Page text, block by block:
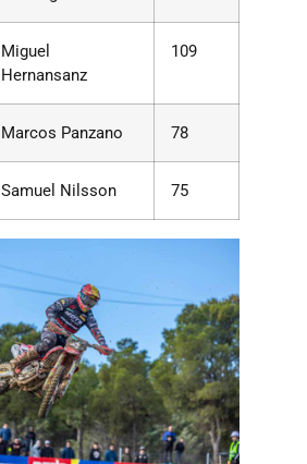
Miguel
Hernansanz
109
Marcos Panzano 78
Samuel Nilsson 75